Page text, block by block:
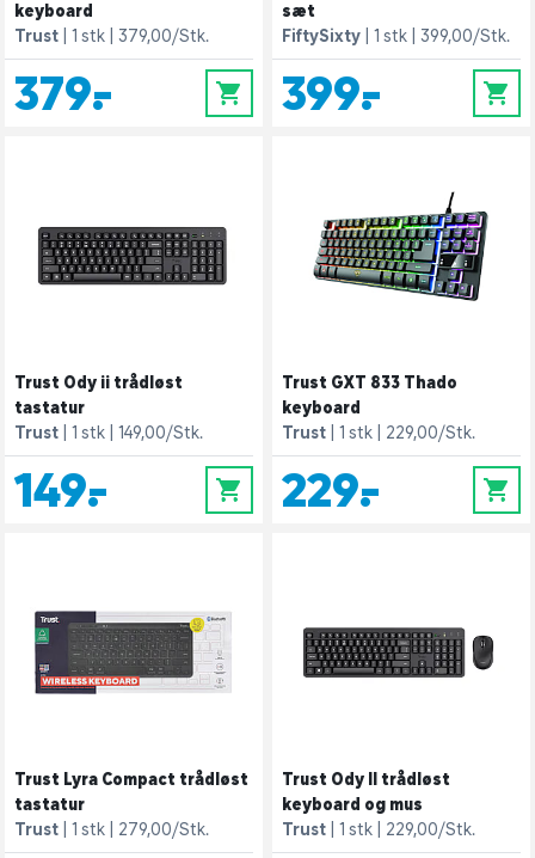
keyboard
Trust
1 stk 379,00/Stk.
379,- 0
sæt
FiftySixty
1 stk 399,00/Stk.
399,- 0
Trust Ody ii trådløst
tastatur
Trust
1 stk 149,00/Stk.
149,- 0
Trust GXT 833 Thado
keyboard
Trust
1 stk 229,00/Stk.
229,- 0
Trust Lyra Compact trådløst
tastatur
Trust
1 stk 279,00/Stk.
Trust Ody II trådløst
keyboard og mus
Trust
1 stk 229,00/Stk.